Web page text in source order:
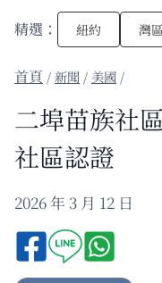
精選： 紐約 灣區
/新聞 / 美國 /
二埠苗族社
社區認證
2026 年 3 月 12 日